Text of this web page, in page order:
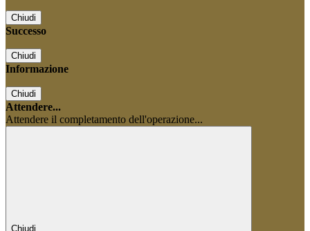
Chiudi
Successo
Chiudi
Informazione
Chiudi
Attendere...
Attendere il completamento dell'operazione...
Chiudi